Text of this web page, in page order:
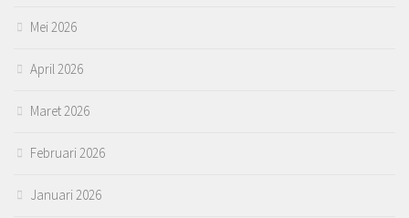
Mei 2026
April 2026
Maret 2026
Februari 2026
Januari 2026